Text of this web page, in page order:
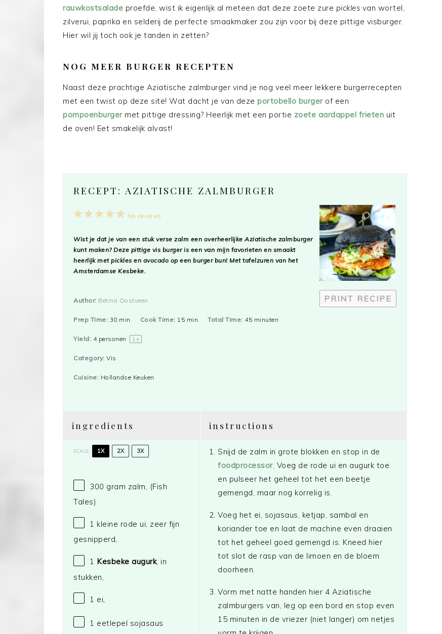
rauwkostsalade proefde, wist ik eigenlijk al meteen dat deze zoete zure pickles van wortel,
zilverui, paprika en selderij de perfecte smaakmaker zou zijn voor bij deze pittige visburger.
Hier wil jij toch ook je tanden in zetten?
NOG MEER BURGER RECEPTEN
Naast deze prachtige Aziatische zalmburger vind je nog veel meer lekkere burgerrecepten
met een twist op deze site! Wat dacht je van deze portobello burgerof een
pompoenburgermet pittige dressing? Heerlijk met een portie zoete aardappel frieten uit
de oven! Eet smakelijk alvast!
RECEPT: AZIATISCHE ZALMBURGER
PRINT RECIPE
5
4
3
2
1
No reviews
Wist je dat je van een stuk verse zalm een overheerlijke Aziatische zalmburger
kunt maken? Deze pittige vis burger is een van mijn favorieten en smaakt
heerlijk met pickles en avocado op een burger bun! Met tafelzuren van het
Amsterdamse Kesbeke.
Author: Betina Oostveen
Prep Time: 30 min. Cook Time: 15 min. Total Time: 45 minuten
Yield: 4personen 1 x
Category: Vis
Cuisine: Hollandse Keuken
ingredients
SCALE 1X 2X 3X
300 gram zalm, (Fish
Tales)
1 kleine rode ui, zeer fijn
gesnipperd,
1 Kesbeke augurk, in
stukken,
1 ei,
1 eetlepel sojasaus
instructions
Snijd de zalm in grote blokken en stop in de
foodprocessor. Voeg de rode ui en augurk toe
en pulseer het geheel tot het een beetje
gemengd, maar nog korrelig is.
Voeg het ei, sojasaus, ketjap, sambal en
koriander toe en laat de machine even draaien
tot het geheel goed gemengd is. Kneed hier
tot slot de rasp van de limoen en de bloem
doorheen.
Vorm met natte handen hier 4 Aziatische
zalmburgers van, leg op een bord en stop even
15 minuten in de vriezer (niet langer) om netjes